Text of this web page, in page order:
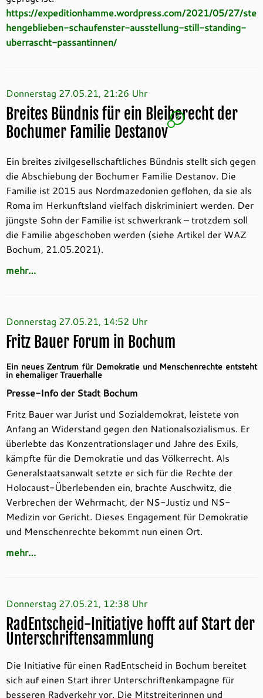
https://expeditionhamme.wordpress.com/2021/05/27/ste
hengeblieben-schaufenster-ausstellung-still-standing-
uberrascht-passantinnen/
Donnerstag 27.05.21, 21:26 Uhr
Breites Bündnis für ein Bleiberecht der
Bochumer Familie Destanov
2
Ein breites zivilgesellschaftliches Bündnis stellt sich gegen
die Abschiebung der Bochumer Familie Destanov. Die
Familie ist 2015 aus Nordmazedonien geflohen, da sie als
Roma im Herkunftsland vielfach diskriminiert werden. Der
jüngste Sohn der Familie ist schwerkrank – trotzdem soll
die Familie abgeschoben werden (siehe Artikel der WAZ
Bochum, 21.05.2021).
mehr…
Donnerstag 27.05.21, 14:52 Uhr
Fritz Bauer Forum in Bochum
Ein neues Zentrum für Demokratie und Menschenrechte entsteht
in ehemaliger Trauerhalle
Presse-Info der Stadt Bochum
Fritz Bauer war Jurist und Sozialdemokrat, leistete von
Anfang an Widerstand gegen den Nationalsozialismus. Er
überlebte das Konzentrationslager und Jahre des Exils,
kämpfte für die Demokratie und das Völkerrecht. Als
Generalstaatsanwalt setzte er sich für die Rechte der
Holocaust-Überlebenden ein, brachte Auschwitz, die
Verbrechen der Wehrmacht, der NS-Justiz und NS-
Medizin vor Gericht. Dieses Engagement für Demokratie
und Menschenrechte bekommt nun einen Ort.
mehr…
Donnerstag 27.05.21, 12:38 Uhr
RadEntscheid-Initiative hofft auf Start der
Unterschriftensammlung
Die Initiative für einen RadEntscheid in Bochum bereitet
sich auf einen Start ihrer Unterschriftenkampagne für
besseren Radverkehr vor. Die Mitstreiterinnen und